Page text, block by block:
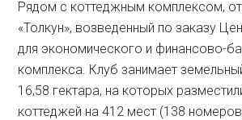
Рядом с коттеджным комплексом,
«Толкун», возведенный по заказу
для экономического и финансово-
комплекса. Клуб занимает
16,58 гектара, на которых
коттеджей на 412 мест (138